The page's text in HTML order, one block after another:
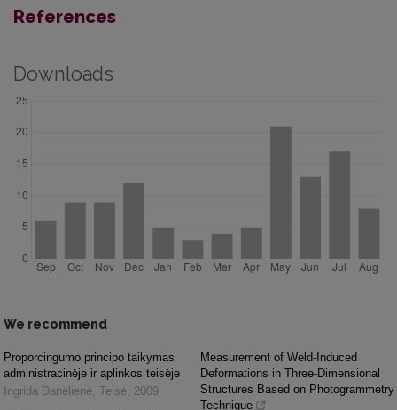
References
Downloads
We recommend
Proporcingumo principo taikymas
administracinėje ir aplinkos teisėje
Ingrida Danėlienė, Teisė, 2009
Measurement of Weld-Induced
Deformations in Three-Dimensional
Structures Based on Photogrammetry
Technique